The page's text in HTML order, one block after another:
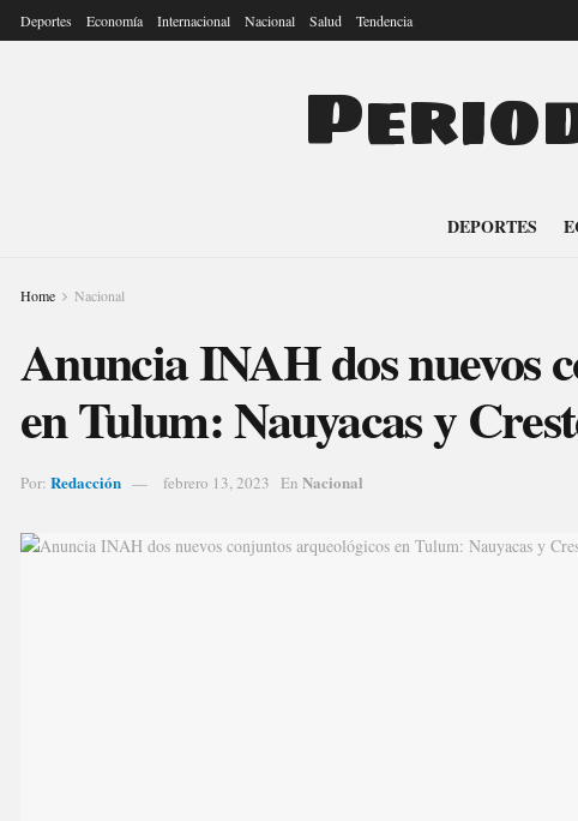
Deportes Economía Internacional Nacional Salud Tendencia
DEPORTES
Home Nacional
Anuncia INAH dos nuevos
en Tulum: Nauyacas y
Por: Redacción febrero 13, 2023 En Nacional